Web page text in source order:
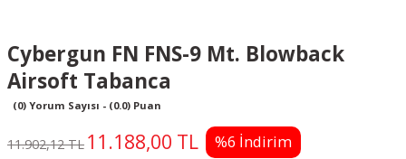
Cybergun FN FNS-9 Mt. Blowback
Airsoft Tabanca
(0) Yorum Sayısı - (0.0) Puan
11.902,12 TL 11.188,00 TL %6 İndirim